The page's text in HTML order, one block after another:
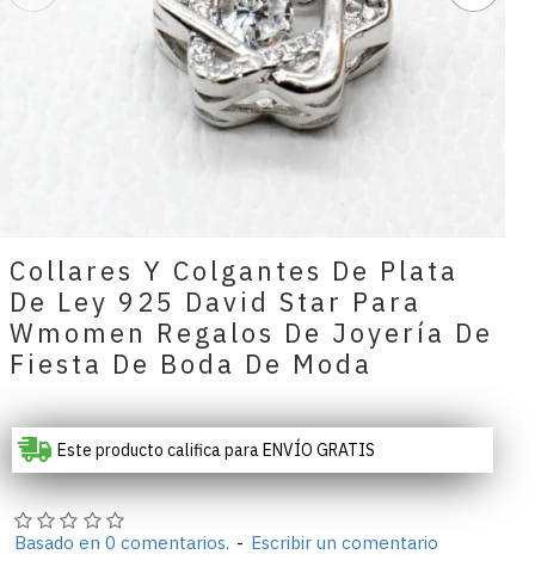
Collares Y Colgantes De Plata
De Ley 925 David Star Para
Wmomen Regalos De Joyería De
Fiesta De Boda De Moda
Este producto califica para ENVÍO GRATIS
Basado en 0 comentarios. - Escribir un comentario